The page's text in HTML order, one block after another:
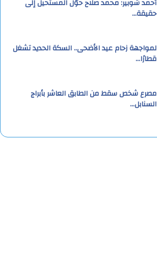
أحمد شوبير: محمد صلاح حوّل المستحيل إلى
حقيقة…
لمواجهة زحام عيد الأضحى.. السكة الحديد تشغل
قطارًا…
مصرع شخص سقط من الطابق العاشر بأبراج
السنابل…